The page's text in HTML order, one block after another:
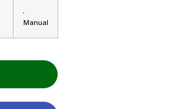
·
Manual